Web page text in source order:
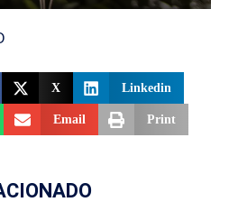
X Linkedin
Email Print